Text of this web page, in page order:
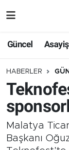
Güncel Asayiş
HABERLER
Malatya
Başkanı
Eğitim
Türkiye
Sağlık
Ekonomi